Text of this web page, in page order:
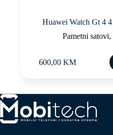
Huawei Watch Gt 4
Pametni satovi,
600,00 KM